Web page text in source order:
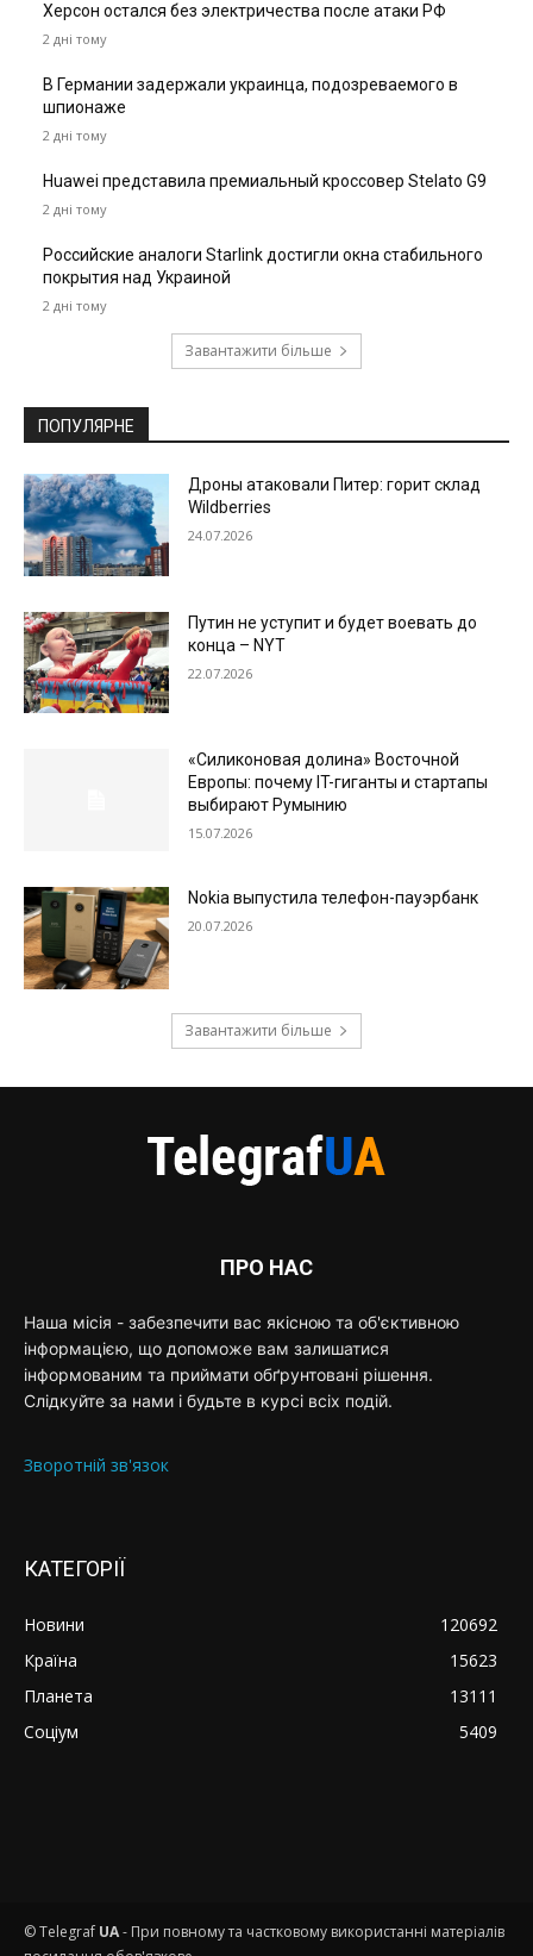
Херсон остался без электричества после атаки РФ
2 дні тому
В Германии задержали украинца, подозреваемого в
шпионаже
2 дні тому
Huawei представила премиальный кроссовер Stelato G9
2 дні тому
Российские аналоги Starlink достигли окна стабильного
покрытия над Украиной
2 дні тому
Завантажити більше
ПОПУЛЯРНЕ
Дроны атаковали Питер: горит склад
Wildberries
24.07.2026
Путин не уступит и будет воевать до
конца – NYT
22.07.2026
«Силиконовая долина» Восточной
Европы: почему IT-гиганты и стартапы
выбирают Румынию
15.07.2026
Nokia выпустила телефон-пауэрбанк
20.07.2026
Завантажити більше
ПРО НАС
Наша місія - забезпечити вас якісною та об'єктивною
інформацією, що допоможе вам залишатися
інформованим та приймати обґрунтовані рішення.
Слідкуйте за нами і будьте в курсі всіх подій.
Зворотній зв'язок
КАТЕГОРІЇ
Новини
120692
Країна
15623
Планета
13111
Соціум
5409
© Telegraf UA- При повному та частковому використанні матеріалів